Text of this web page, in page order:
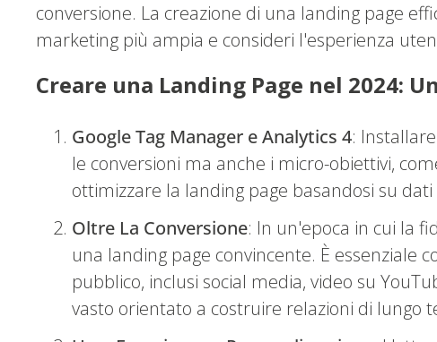
conversione. La creazione di una landing page
marketing più ampia e consideri l'esperienza
Creare una Landing Page nel 2024:
Google Tag Manager e Analytics 4:
le conversioni ma anche i micro-obiettivi,
ottimizzare la landing page basandosi su
Oltre La Conversione: In un'epoca in cui la
una landing page convincente. È
pubblico, inclusi social media, video su
vasto orientato a costruire relazioni di lungo